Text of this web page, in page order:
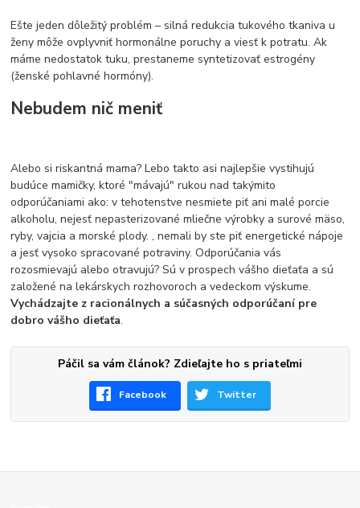
Ešte jeden dôležitý problém – silná redukcia tukového tkaniva u
ženy môže ovplyvniť hormonálne poruchy a viesť k potratu. Ak
máme nedostatok tuku, prestaneme syntetizovať estrogény
(ženské pohlavné hormóny).
Nebudem nič meniť
Alebo si riskantná mama? Lebo takto asi najlepšie vystihujú
budúce mamičky, ktoré "mávajú" rukou nad takýmito
odporúčaniami ako: v tehotenstve nesmiete piť ani malé porcie
alkoholu, nejesť nepasterizované mliečne výrobky a surové mäso,
ryby, vajcia a morské plody. , nemali by ste piť energetické nápoje
a jesť vysoko spracované potraviny. Odporúčania vás
rozosmievajú alebo otravujú? Sú v prospech vášho dieťaťa a sú
založené na lekárskych rozhovoroch a vedeckom výskume.
Vychádzajte z racionálnych a súčasných odporúčaní pre
dobro vášho dieťaťa.
Páčil sa vám článok? Zdieľajte ho s priateľmi
Facebook Twitter